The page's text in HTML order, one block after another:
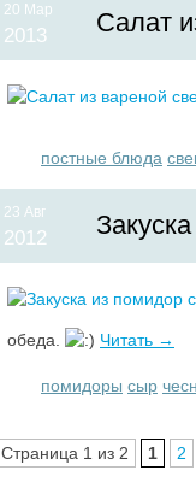
20 Мар
2013 Салат
постные блюда
23 Авг
2012
обеда.
Читать →
помидоры сыр
Страница 1 из 2 1 2